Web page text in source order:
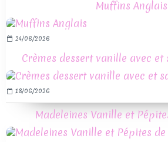
Muffins Anglais
24/06/2026
Crèmes dessert vanille avec et
18/06/2026
Madeleines Vanille et